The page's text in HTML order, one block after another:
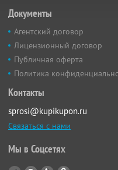
Документы
Агентский договор
Лицензионный договор
Публичная оферта
Политика
Контакты
sprosi@kupikupon.ru
Связаться с нами
Мы в Соцсетях